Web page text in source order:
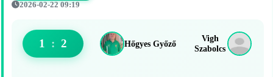
2026-02-22 09:19
Hőgyes Győző
1 : 2
Vigh
Szabolcs